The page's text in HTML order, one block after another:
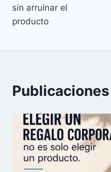
sin arruinar el
producto